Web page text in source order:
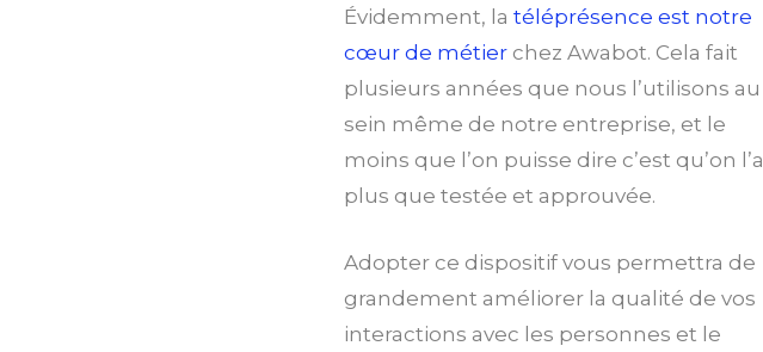
Évidemment, latéléprésence est notre
cœur de métier chez Awabot. Cela fait
plusieurs années que nous l’utilisons au
sein même de notre entreprise, et le
moins que l’on puisse dire c’est qu’on l’a
plus que testée et approuvée.
Adopter ce dispositif vous permettra de
grandement améliorer la qualité de vos
interactions avec les personnes et le